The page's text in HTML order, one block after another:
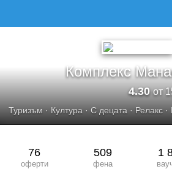
Комплекс
4.30от
Туризъм · Култура · С децата · Релакс ·
76
оферти
509
фена
1